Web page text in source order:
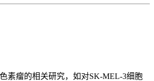
素瘤的相关研究，如对SK-MEL-3细胞